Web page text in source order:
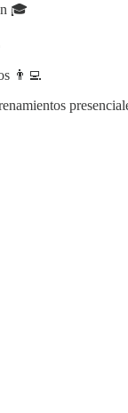
🎓​
👨‍💻​